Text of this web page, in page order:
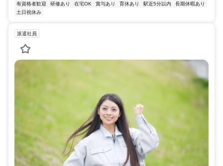
有資格者歓迎
研修あり 在宅OK 賞与あり 育休あり 駅近5分以内
長期休暇あり
土日祝休み
派遣社員